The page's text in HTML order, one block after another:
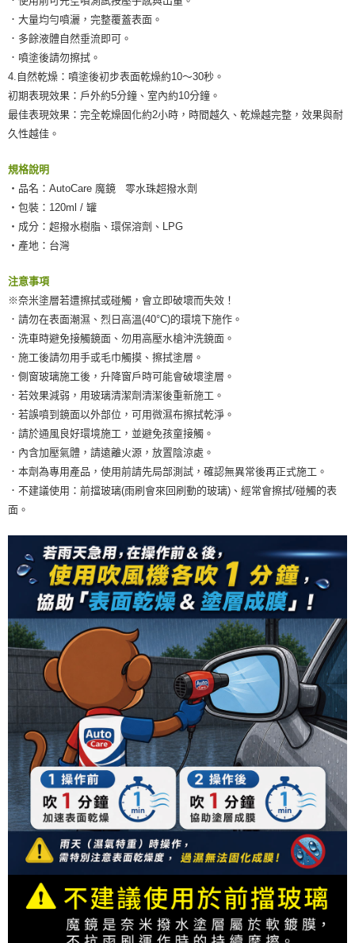
．大量均勻噴灑，完整覆蓋表面。
．多餘液體自然垂流即可。
．噴塗後請勿擦拭。
4.自然乾燥：噴塗後初步表面乾燥約10～30秒。
初期表現效果：戶外約5分鐘、室內約10分鐘。
最佳表現效果：完全乾燥固化約2小時，時間越久、乾燥越完整，效果與耐
久性越佳。
規格說明
‧品名：AutoCare 魔鏡 零水珠超撥水劑
‧包裝：120ml / 罐
‧成分：超撥水樹脂、環保溶劑、LPG
‧產地：台灣
注意事項
※奈米塗層若遭擦拭或碰觸，會立即破壞而失效！
．請勿在表面潮濕、烈日高溫(40°C)的環境下施作。
．洗車時避免接觸鏡面、勿用高壓水槍沖洗鏡面。
．施工後請勿用手或毛巾觸摸、擦拭塗層。
．側窗玻璃施工後，升降窗戶時可能會破壞塗層。
．若效果減弱，用玻璃清潔劑清潔後重新施工。
．若誤噴到鏡面以外部位，可用微濕布擦拭乾淨。
．請於通風良好環境施工，並避免孩童接觸。
．內含加壓氣體，請遠離火源，放置陰涼處。
．本劑為專用產品，使用前請先局部測試，確認無異常後再正式施工。
．不建議使用：前擋玻璃(雨刷會來回刷動的玻璃)、經常會擦拭/碰觸的表
面。